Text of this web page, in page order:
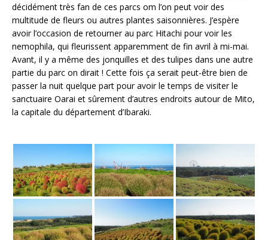
décidément très fan de ces parcs om l’on peut voir des
multitude de fleurs ou autres plantes saisonnières. J’espère
avoir l’occasion de retourner au parc Hitachi pour voir les
nemophila, qui fleurissent apparemment de fin avril à mi-mai.
Avant, il y a même des jonquilles et des tulipes dans une autre
partie du parc on dirait ! Cette fois ça serait peut-être bien de
passer la nuit quelque part pour avoir le temps de visiter le
sanctuaire Oarai et sûrement d’autres endroits autour de Mito,
la capitale du département d’Ibaraki.